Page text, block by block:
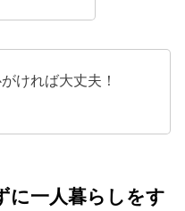
ければ大丈夫！
一人暮らしをす